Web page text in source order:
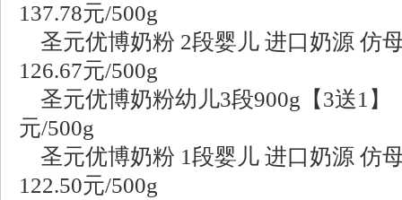
137.78元/500g
圣元优博奶粉 2段婴儿 进口奶源 仿
126.67元/500g
圣元优博奶粉幼儿3段900g【3送1】
元/500g
圣元优博奶粉 1段婴儿 进口奶源 仿
122.50元/500g